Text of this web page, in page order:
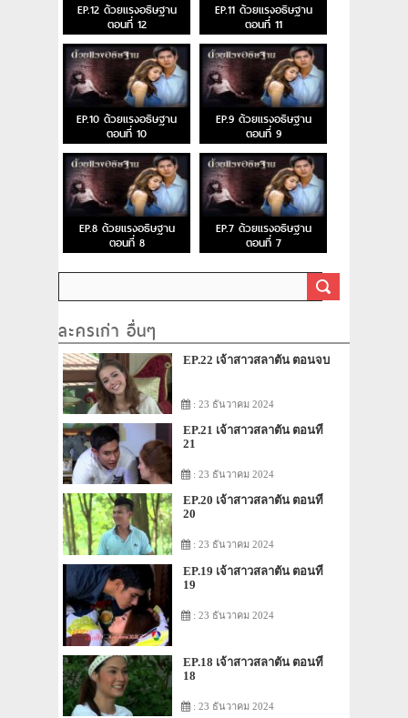
EP.12 ด้วยแรงอธิษฐาน
ตอนที่ 12
EP.11 ด้วยแรงอธิษฐาน
ตอนที่ 11
EP.10 ด้วยแรงอธิษฐาน
ตอนที่ 10
EP.9 ด้วยแรงอธิษฐาน
ตอนที่ 9
EP.8 ด้วยแรงอธิษฐาน
ตอนที่ 8
EP.7 ด้วยแรงอธิษฐาน
ตอนที่ 7
ละครเก่า อื่นๆ
EP.22 เจ้าสาวสลาตัน ตอนจบ
: 23 ธันวาคม 2024
EP.21 เจ้าสาวสลาตัน ตอนที่
21
: 23 ธันวาคม 2024
EP.20 เจ้าสาวสลาตัน ตอนที่
20
: 23 ธันวาคม 2024
EP.19 เจ้าสาวสลาตัน ตอนที่
19
: 23 ธันวาคม 2024
EP.18 เจ้าสาวสลาตัน ตอนที่
18
: 23 ธันวาคม 2024